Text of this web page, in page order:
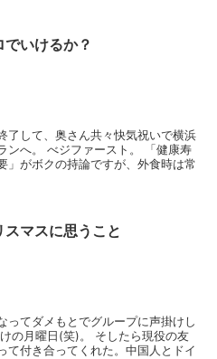
でいけるか？
了して、奥さん共々快気祝いで横浜
ンへ。 べジファースト。 「健康寿
」がボクの持論ですが、外食時は常
スマスに思うこと
ってダメもとでグループに声掛けし
の月曜日(笑)。 そしたら現役の友
て付き合ってくれた。中国人とドイ